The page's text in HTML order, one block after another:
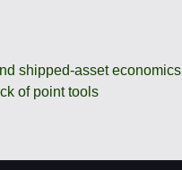
shipped-asset economics
of point tools